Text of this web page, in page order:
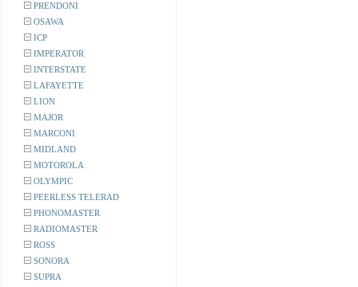
PRENDONI
OSAWA
ICP
IMPERATOR
INTERSTATE
LAFAYETTE
LION
MAJOR
MARCONI
MIDLAND
MOTOROLA
OLYMPIC
PEERLESS TELERAD
PHONOMASTER
RADIOMASTER
ROSS
SONORA
SUPRA